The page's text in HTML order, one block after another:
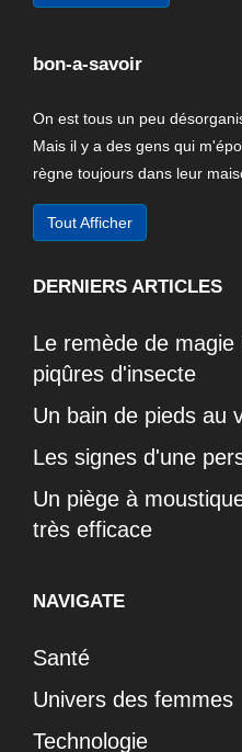
bon-a-savoir
On est tous un peu
Mais il y a des gens qui
règne toujours dans leur
Tout Afficher
DERNIERS ARTICLES
Le remède de
piqûres d'insecte
Un bain de pieds au
Les signes d'une
Un piège à
très efficace
NAVIGATE
Santé
Univers des femmes
Technologie